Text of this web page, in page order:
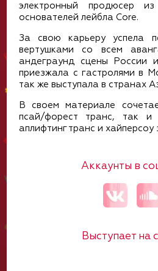
электронный продюсер
основателей лейбла Core.
За свою карьеру успела
вертушками со всем
андеграунд сцены России
приезжала с гастролями в
так же выступала в странах
В своем материале
псай/форест транс, так и
аплифтинг транс и хайперсоу
Аккаунты в
Выступает на